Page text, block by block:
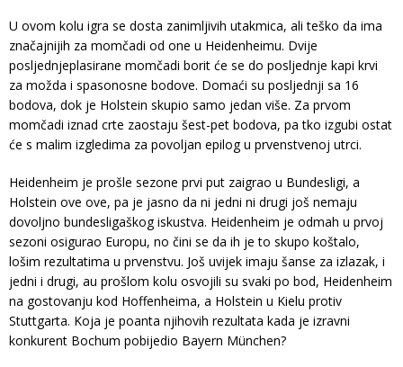
U ovom kolu igra se dosta zanimljivih utakmica, ali teško da ima
značajnijih za momčadi od one u Heidenheimu. Dvije
posljednjeplasirane momčadi borit će se do posljednje kapi krvi
za možda i spasonosne bodove. Domaći su posljednji sa 16
bodova, dok je Holstein skupio samo jedan više. Za prvom
momčadi iznad crte zaostaju šest-pet bodova, pa tko izgubi ostat
će s malim izgledima za povoljan epilog u prvenstvenoj utrci.
Heidenheim je prošle sezone prvi put zaigrao u Bundesligi, a
Holstein ove ove, pa je jasno da ni jedni ni drugi još nemaju
dovoljno bundesligaškog iskustva. Heidenheim je odmah u prvoj
sezoni osigurao Europu, no čini se da ih je to skupo koštalo,
lošim rezultatima u prvenstvu. Još uvijek imaju šanse za izlazak, i
jedni i drugi, au prošlom kolu osvojili su svaki po bod, Heidenheim
na gostovanju kod Hoffenheima, a Holstein u Kielu protiv
Stuttgarta. Koja je poanta njihovih rezultata kada je izravni
konkurent Bochum pobijedio Bayern München?